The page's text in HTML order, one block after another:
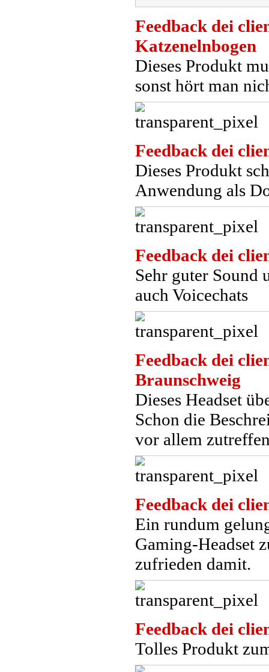
Feedback dei
Katzenelnbogen
Dieses Produkt
sonst hört man
Feedback dei
Dieses Produkt
Anwendung als
Feedback dei
Sehr guter Sound
auch Voicechats
Feedback dei
Braunschweig
Dieses Headset
Schon die
vor allem
Feedback dei
Ein rundum
Gaming-Headset
zufrieden damit.
Feedback dei
Tolles Produkt